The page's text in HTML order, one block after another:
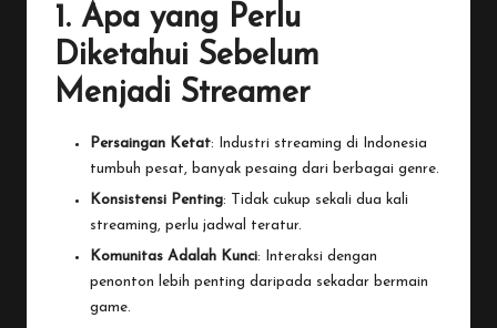
1. Apa yang Perlu
Diketahui Sebelum
Menjadi Streamer
Persaingan Ketat: Industri streaming di Indonesia
tumbuh pesat, banyak pesaing dari berbagai genre.
Konsistensi Penting: Tidak cukup sekali dua kali
streaming, perlu jadwal teratur.
Komunitas Adalah Kunci: Interaksi dengan
penonton lebih penting daripada sekadar bermain
game.